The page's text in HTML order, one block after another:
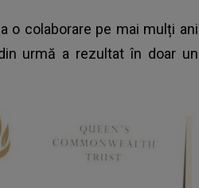
o colaborare pe mai mulți ani
urmă a rezultat în doar un